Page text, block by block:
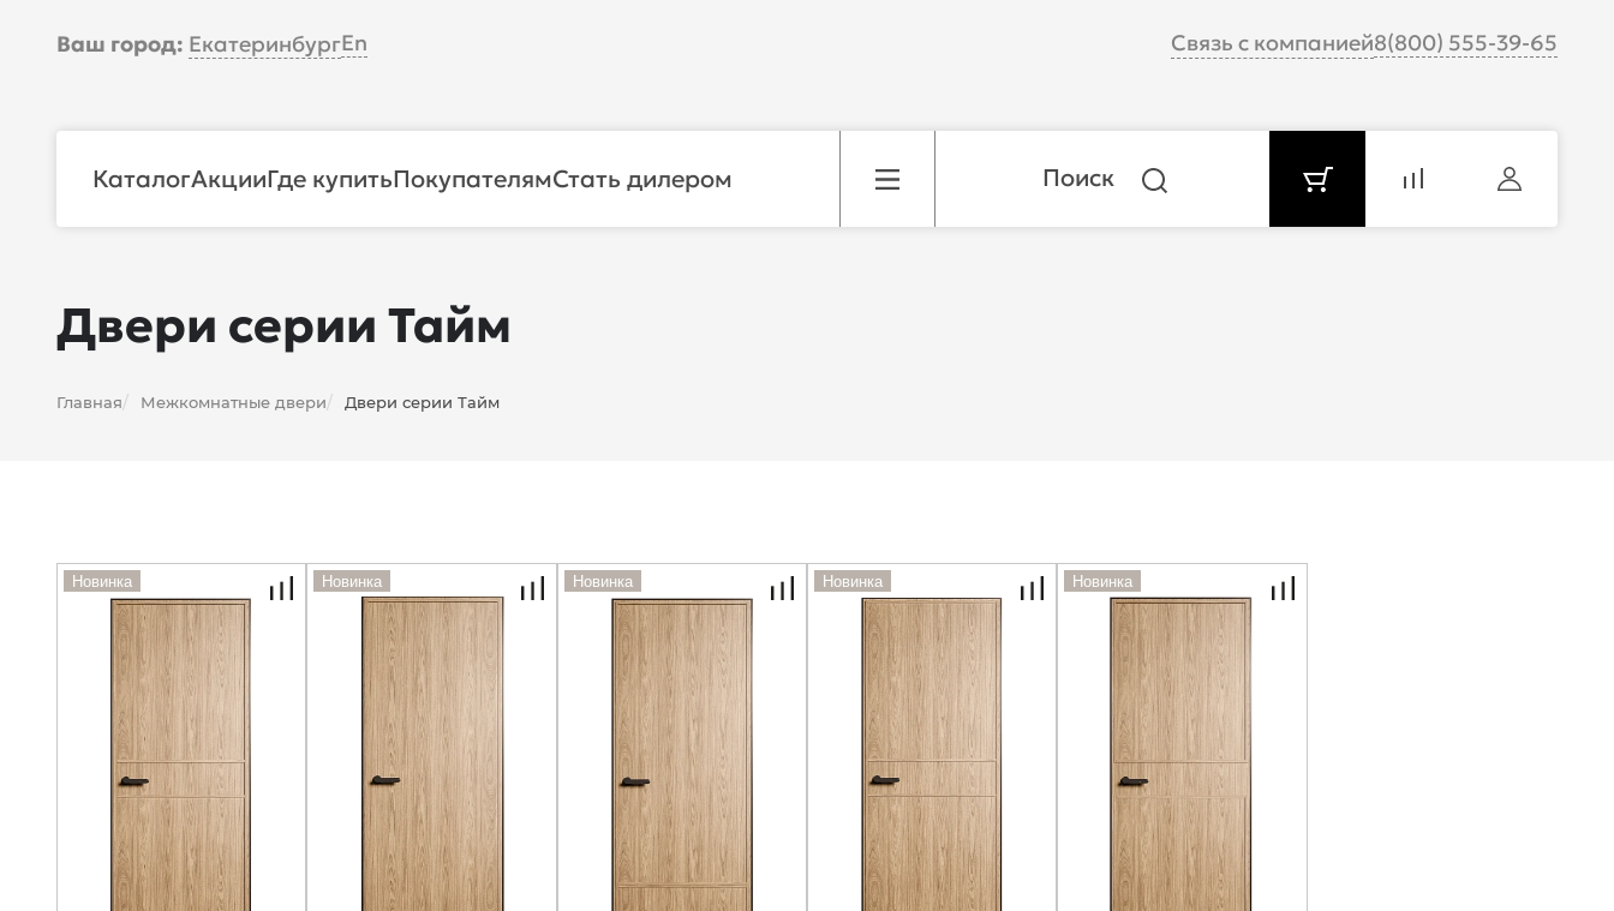
Ваш город: ЕкатеринбургEn Связь с компанией8(800) 555-39-65
КаталогАкцииГде купитьПокупателямСтать дилером
Двери серии Тайм
Главная/ Межкомнатные двери/ Двери серии Тайм
Новинка Новинка Новинка Новинка Новинка